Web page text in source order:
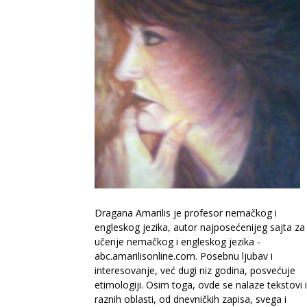
Dragana Amarilis je profesor nemačkog i
engleskog jezika, autor najposećenijeg sajta za
učenje nemačkog i engleskog jezika -
abc.amarilisonline.com. Posebnu ljubav i
interesovanje, već dugi niz godina, posvećuje
etimologiji. Osim toga, ovde se nalaze tekstovi
raznih oblasti, od dnevničkih zapisa, svega i